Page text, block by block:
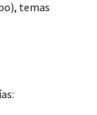
temas